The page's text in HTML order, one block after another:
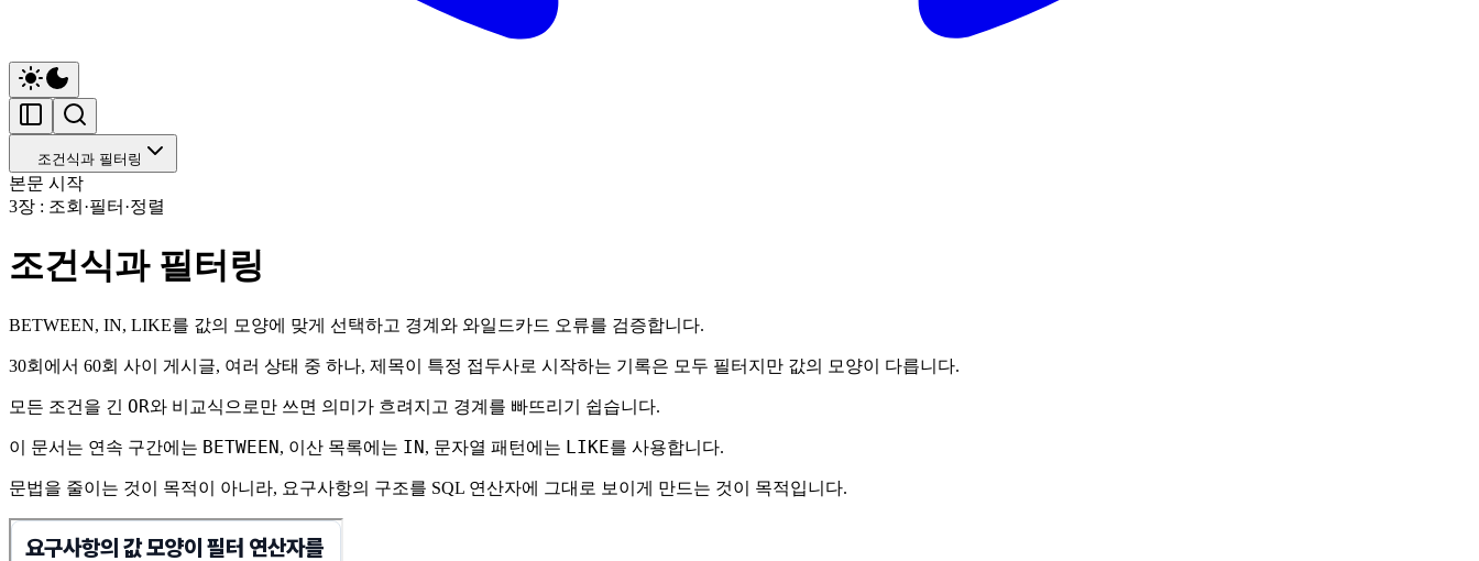
조건식과 필터링
본문 시작
3장 : 조회·필터·정렬
조건식과 필터링
BETWEEN, IN, LIKE를 값의 모양에 맞게 선택하고 경계와 와일드카드 오류를 검증합니다.
30회에서 60회 사이 게시글, 여러 상태 중 하나, 제목이 특정 접두사로 시작하는 기록은 모두 필터지만 값의 모양이 다릅니다.
모든 조건을 긴 OR와 비교식으로만 쓰면 의미가 흐려지고 경계를 빠뜨리기 쉽습니다.
이 문서는 연속 구간에는 BETWEEN, 이산 목록에는 IN, 문자열 패턴에는 LIKE를 사용합니다.
문법을 줄이는 것이 목적이 아니라, 요구사항의 구조를 SQL 연산자에 그대로 보이게 만드는 것이 목적입니다.